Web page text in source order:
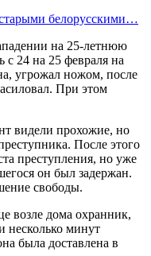
белорусскими…
на 25-летнюю
24 на 25 февраля на
угрожал ножом, после
При этом
видели прохожие, но
После этого
преступления, но уже
он был задержан.
свободы.
возле дома охранник,
минут
была доставлена в